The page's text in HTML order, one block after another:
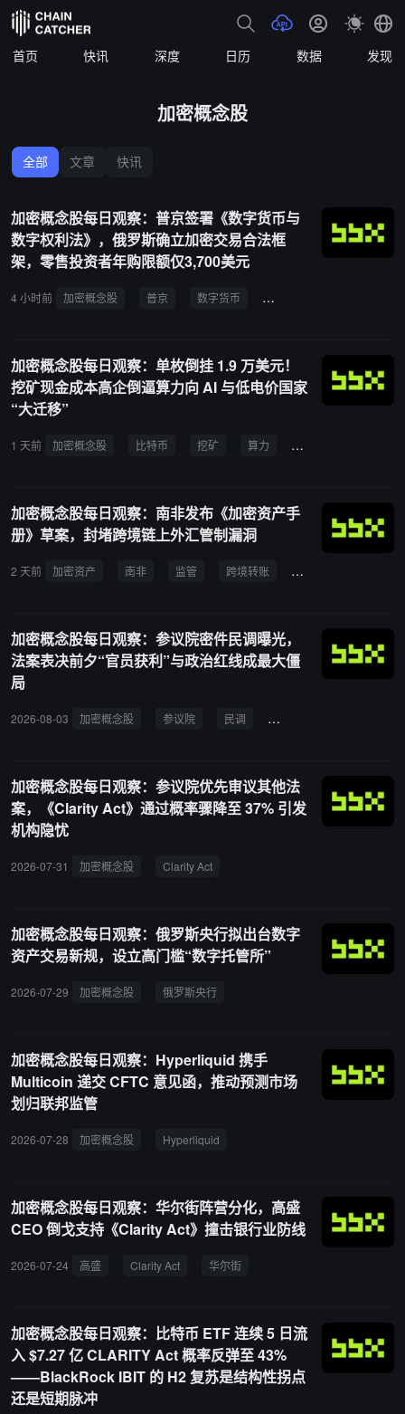
首页 快讯 深度 日历 数据 发现
加密概念股
全部 文章 快讯
加密概念股每日观察：普京签署《数字货币与
数字权利法》，俄罗斯确立加密交易合法框
架，零售投资者年购限额仅3,700美元
4 小时前 加密概念股 普京 数字货币 数字权利法
加密概念股每日观察：单枚倒挂 1.9 万美元！
挖矿现金成本高企倒逼算力向 AI 与低电价国家
“大迁移”
1 天前 加密概念股 比特币 挖矿 算力 AI
加密概念股每日观察：南非发布《加密资产手
册》草案，封堵跨境链上外汇管制漏洞
2 天前 加密资产 南非 监管 跨境转账 FinSurv
加密概念股每日观察：参议院密件民调曝光，
法案表决前夕“官员获利”与政治红线成最大僵
局
2026-08-03 加密概念股 参议院 民调 法案
加密概念股每日观察：参议院优先审议其他法
案，《Clarity Act》通过概率骤降至 37% 引发
机构隐忧
2026-07-31 加密概念股 Clarity Act
加密概念股每日观察：俄罗斯央行拟出台数字
资产交易新规，设立高门槛“数字托管所”
2026-07-29 加密概念股 俄罗斯央行
加密概念股每日观察：Hyperliquid 携手
Multicoin 递交 CFTC 意见函，推动预测市场
划归联邦监管
2026-07-28 加密概念股 Hyperliquid
加密概念股每日观察：华尔街阵营分化，高盛
CEO 倒戈支持《Clarity Act》撞击银行业防线
2026-07-24 高盛 Clarity Act 华尔街
加密概念股每日观察：比特币 ETF 连续 5 日流
入 $7.27 亿 CLARITY Act 概率反弹至 43%
——BlackRock IBIT 的 H2 复苏是结构性拐点
还是短期脉冲